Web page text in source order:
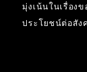
มุ่งเน้นในเรื่อง
ประโยชน์ต่อสัง